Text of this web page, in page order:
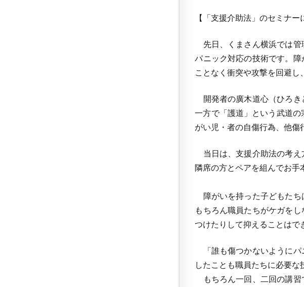
【「支援介助法」のセミナー
先日、くまさん横浜では管
パニック対応の技術です。
ことなく衝突や攻撃を回避し
開発者の廣木道心（ひろき
一方で「護道」という武道
がい児・者の自傷行為、他傷
当日は、支援介助法の考え
隣席の方とペアを組んでお手
障がいを持った子どもたち
もちろん職員たちがケガを
つけたりして抑えることはで
「誰も傷つかないようにパ
したことも職員たちに必要な
もちろん一回、二回の講習